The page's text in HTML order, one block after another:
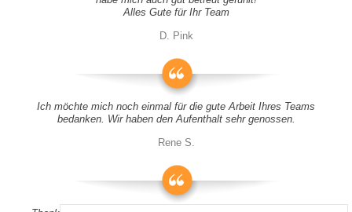
Alles Gute für Ihr Team
D. Pink
Ich möchte mich noch einmal für die gute Arbeit Ihres Teams
bedanken. Wir haben den Aufenthalt sehr genossen.
Rene S.